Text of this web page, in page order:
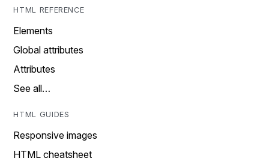
HTML REFERENCE
Elements
Global attributes
Attributes
See all…
HTML GUIDES
Responsive images
HTML cheatsheet